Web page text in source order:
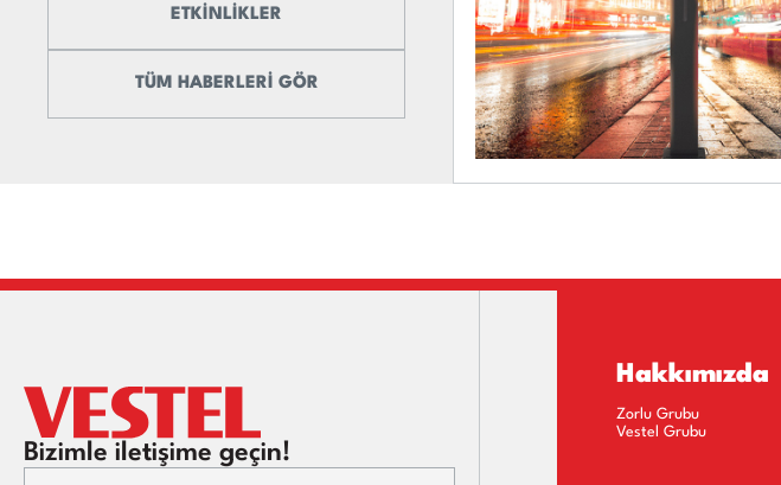
ETKİNLİKLER
TÜM HABERLERİ GÖR
Bizimle iletişime geçin!
Hakkımızda
Zorlu Grubu
Vestel Grubu